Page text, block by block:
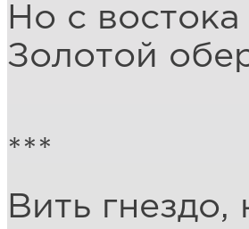
Но с
Золотой
***
Вить гнездо,